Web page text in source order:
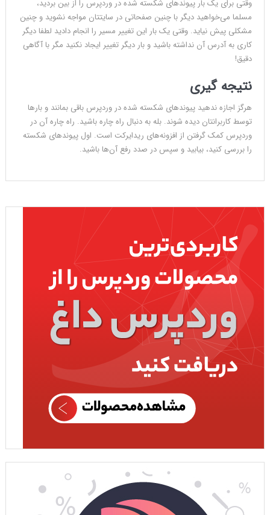
وقتی برای یک بار پیوندهای شکسته شده در وردپرس را از بین بردید،
مسلما می‌خواهید دیگر با چنین صفحاتی در سایتتان مواجه نشوید و چنین
مشکلی پیش نیاید. وقتی یک بار این تغییر مسیر را انجام دادید لطفا دیگر
کاری به آدرس آن نداشته باشید و بار دیگر تغییر ایجاد نکنید مگر با آگاهی
دقیق!
نتیجه گیری
هرگز اجازه ندهید پیوندهای شکسته شده در وردپرس باقی بمانند و بارها
توسط کاربرانتان دیده شوند. بله به دنبال راه چاره‌ باشید. راه چاره آن در
وردپرس کمک گرفتن از افزونه‌های ریدایرکت است. اول پیوندهای شکسته
را بررسی کنید، بیابید و سپس در صدد رفع آن‌ها باشید.